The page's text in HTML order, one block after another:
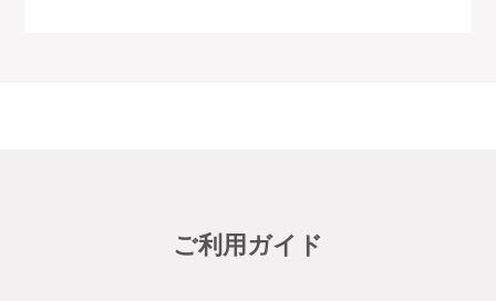
ご利用ガイド